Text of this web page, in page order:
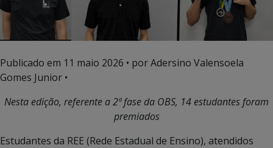
Publicado em 11 maio 2026 • por Adersino Valensoela
Gomes Junior •
Nesta edição, referente a 2ª fase da OBS, 14 estudantes foram
premiados
Estudantes da REE (Rede Estadual de Ensino), atendidos